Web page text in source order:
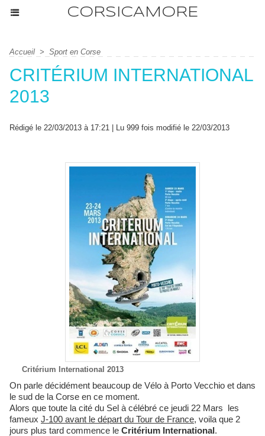
CORSICAMORE
Accueil > Sport en Corse
CRITÉRIUM INTERNATIONAL
2013
Rédigé le 22/03/2013 à 17:21 | Lu 999 fois modifié le 22/03/2013
Critérium International 2013
On parle décidément beaucoup de Vélo à Porto Vecchio et dans
le sud de la Corse en ce moment.
Alors que toute la cité du Sel à célébré ce jeudi 22 Mars les
fameux J-100 avant le départ du Tour de France, voila que 2
jours plus tard commence le Critérium International.